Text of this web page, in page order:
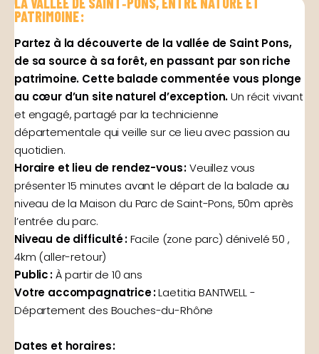
PATRIMOINE :
Partez à la découverte de la vallée de Saint Pons,
de sa source à sa forêt, en passant par son riche
patrimoine. Cette balade commentée vous plonge
au cœur d’un site naturel d’exception.Un récit vivant
et engagé, partagé par la technicienne
départementale qui veille sur ce lieu avec passion au
quotidien.
Horaire et lieu de rendez-vous :Veuillez vous
présenter 15 minutes avant le départ de la balade au
niveau de la Maison du Parc de Saint-Pons, 50m après
l’entrée du parc.
Niveau de difficulté :Facile (zone parc) dénivelé 50 ,
4km (aller-retour)
Public :À partir de 10 ans
Votre accompagnatrice :Laetitia BANTWELL -
Département des Bouches-du-Rhône
Dates et horaires :